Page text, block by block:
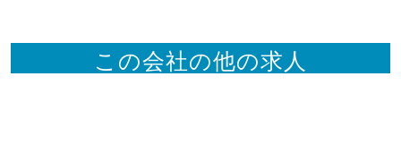
この会社の他の求人